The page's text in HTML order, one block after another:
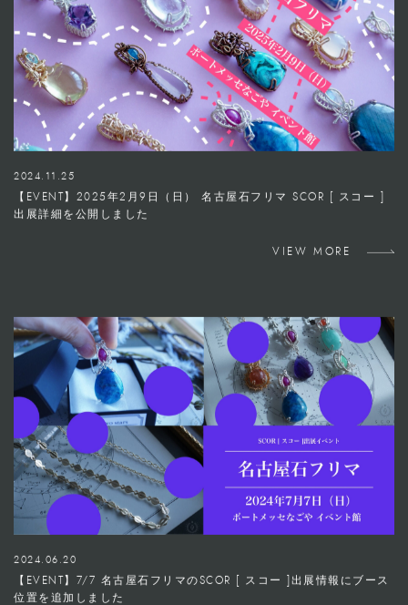
2024.11.25
【EVENT】2025年2月9日（日） 名古屋石フリマ SCOR [ スコー ]
出展詳細を公開しました
VIEW MORE
2024.06.20
【EVENT】7/7 名古屋石フリマのSCOR [ スコー ]出展情報にブース
位置を追加しました